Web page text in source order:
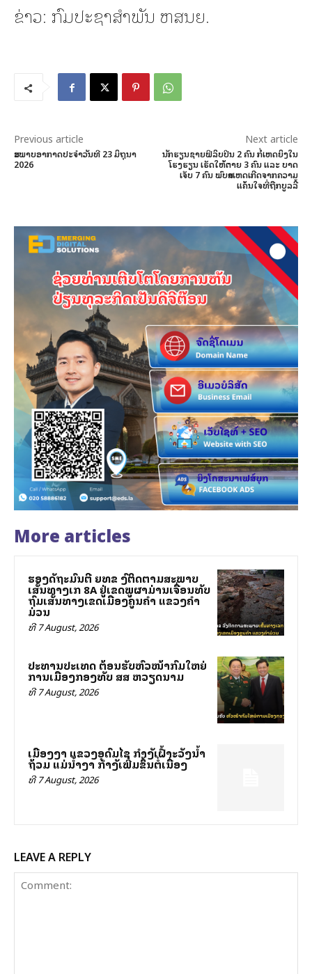
ຂ່າວ: ກົມປະຊາສຳພັນ ຫສນຍ.
Previous article
ສະພາບອາກາດປະຈໍາວັນທີ 23 ມິຖຸນາ
2026
Next article
ນັກຮຽນຊາຍຟິລິບປິນ 2 ຄົນ ກໍ່ເຫດຍິງໃນ
ໂຮງຮຽນ ເຮັດໃຫ້ຕາຍ 3 ຄົນ ແລະ ບາດ
ເຈັບ 7 ຄົນ ພົບສາເຫດເກີດຈາກຄວາມ
ແຄ້ນໃຈທີ່ຖືກບູລລີ້
More articles
ຮອງລັດຖະມົນຕີ ຍທຂ ລົງຕິດຕາມສະພາບ
ເສັ້ນທາງເລກ 8A ຢູ່ເຂດພູຜາມ່ານເຈື່ອນທັບ
ຖົມເສັ້ນທາງເຂດເມືອງຄູນຄໍາ ແຂວງຄໍາ
ມ່ວນ
ທີ 7 August, 2026
ປະທານປະເທດ ຕ້ອນຮັບຫົວໜ້າກົມໃຫຍ່
ການເມືອງກອງທັບ ສສ ຫວຽດນາມ
ທີ 7 August, 2026
ເມືອງງາ ແຂວງອຸດົມໄຊ ກຳລັງເຝົ້າລະວັງນ້ຳ
ຖ້ວມ ແມ່ນ້ຳງາ ກຳລັງເພີ່ມຂຶ້ນຕໍ່ເນື່ອງ
ທີ 7 August, 2026
LEAVE A REPLY